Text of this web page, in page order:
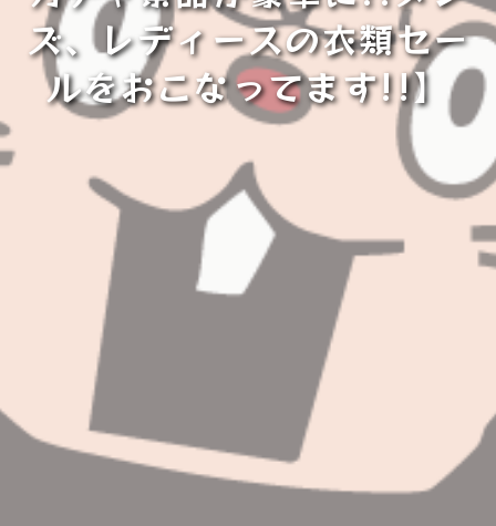
ズ、レディースの衣類セー
ルをおこなってます!!】